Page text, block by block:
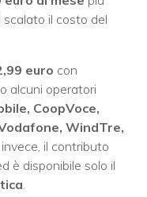
scalato il costo del
euro con
o alcuni operatori
CoopVoce,
WindTre,
invece, il contributo
è disponibile solo il
.